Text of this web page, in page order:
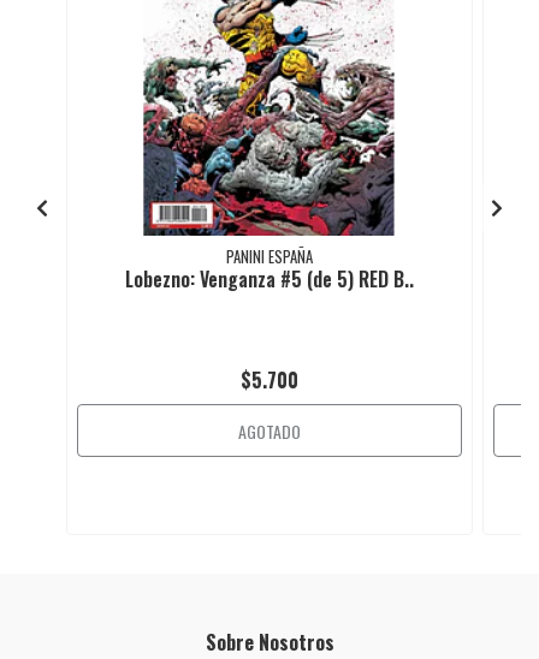
PANINI ESPAÑA
Lobezno: Venganza #5 (de 5) RED B..
$5.700
AGOTADO
Sobre Nosotros